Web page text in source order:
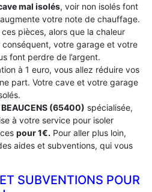
mal isolés, voir non isolés font
votre note de chauffage.
pièces, alors que la chaleur
conséquent, votre garage et votre
font perdre de l’argent.
à 1 euro, vous allez réduire vos
part. Votre cave et votre garage
BEAUCENS (65400) spécialisée,
à votre service pour isoler
pour 1€. Pour aller plus loin,
aides et subventions, qui vous
SUBVENTIONS POUR